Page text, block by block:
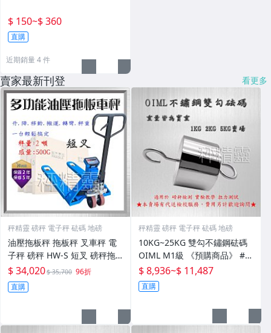
$ 150~$ 360
直購
近期銷量 4 件
賣家最新刊登 看更多
秤精靈 磅秤 電子秤 砝碼 地磅
油壓拖板秤 拖板秤 叉車秤 電
子秤 磅秤 HW-S 短叉 磅秤拖
板車--保固兩年 附發票【秤精
靈】
$ 34,020$ 35,700 96折
直購
秤精靈 磅秤 電子秤 砝碼 地磅
10KG~25KG 雙勾不鏽鋼砝碼
OIML M1級 《預購商品》 #4
20不銹鋼 砝碼 課堂教具 實驗
室檢測 磅秤校正 砝碼 拉力
【秤精靈】
$ 8,936~$ 11,487
直購